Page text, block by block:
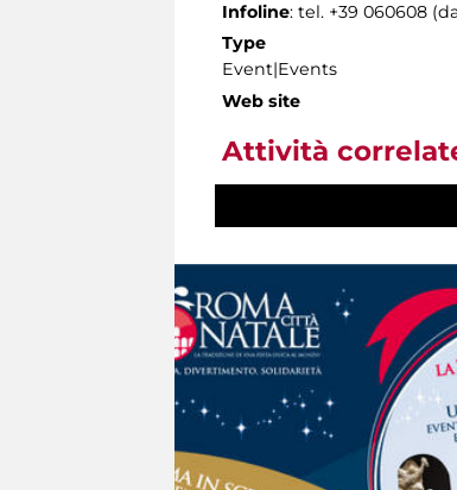
Infoline: tel. +39 060608
Type
Event|Events
Web site
Attività